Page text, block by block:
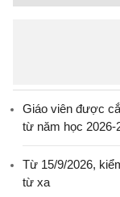
Giáo viên được
từ năm học 2026-
Từ 15/9/2026,
từ xa